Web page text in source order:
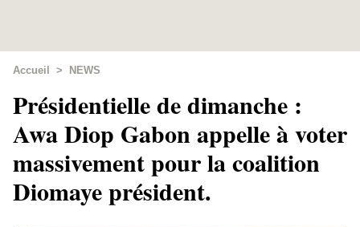
Accueil > NEWS
​Présidentielle de dimanche :
Awa Diop Gabon appelle à voter
massivement pour la coalition
Diomaye président.